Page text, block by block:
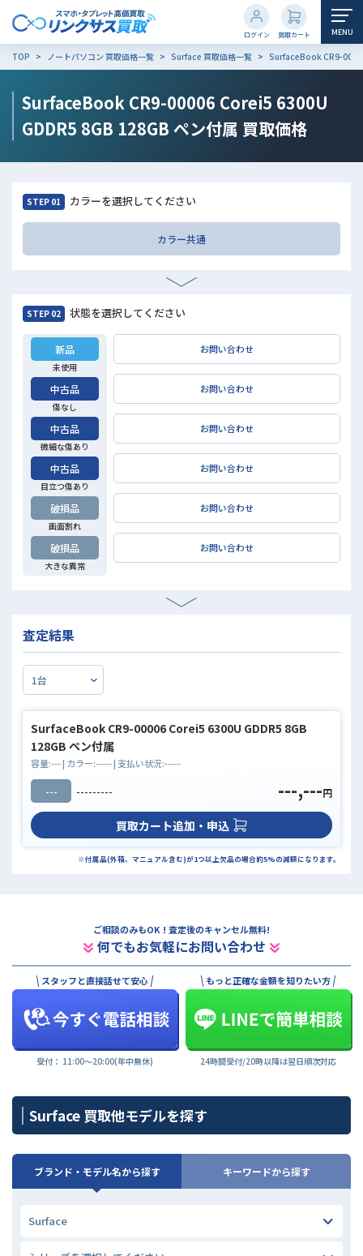
買取カート
ログイン MENU
TOP ノートパソコン 買取価格一覧 Surface 買取価格一覧 SurfaceBook CR9-
SurfaceBook CR9-00006 Corei5 6300U
GDDR5 8GB 128GB ペン付属 買取価格
STEP 01 カラーを選択してください
カラー共通
STEP 02 状態を選択してください
新品
未使用
中古品
傷なし
中古品
微細な傷あり
中古品
目立つ傷あり
破損品
画面割れ
破損品
大きな異常
お問い合わせ
お問い合わせ
お問い合わせ
お問い合わせ
お問い合わせ
お問い合わせ
査定結果
SurfaceBook CR9-00006 Corei5 6300U GDDR5 8GB
128GB ペン付属
容量:---| カラー:-----| 支払い状況:-----
--- --------- ---,---円
買取カート追加・申込
※付属品(外箱、マニュアル含む)が1つ以上欠品の場合約5%の減額になります。
ご相談のみもOK ! 査定後のキャンセル無料!
何でもお気軽にお問い合わせ
スタッフと直接話せて安心
受付： 11:00〜20:00(年中無休)
もっと正確な金額を知りたい方
24時間受付/20時以降は翌日順次対応
Surface 買取他モデルを探す
ブランド・モデル名から探す キーワードから探す